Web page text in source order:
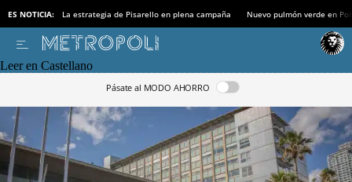
ES NOTICIA: La estrategia de Pisarello en plena campaña Nuevo pulmón verde en
Leer en Castellano
Pásate al MODO AHORRO